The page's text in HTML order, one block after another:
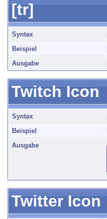
[tr]
Syntax
Beispiel
Ausgabe
Twitch Icon
Syntax
Beispiel
Ausgabe
Twitter Icon